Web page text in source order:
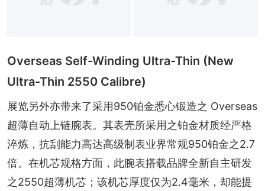
Overseas Self-Winding Ultra-Thin (New
Ultra-Thin 2550 Calibre)
展览另外亦带来了采用950铂金悉心锻造之 Overseas
超薄自动上链腕表。其表壳所采用之铂金材质经严格
淬炼，抗刮能力高达高级制表业界常规950铂金之2.7
倍。在机芯规格方面，此腕表搭载品牌全新自主研发
之2550超薄机芯；该机芯厚度仅为2.4毫米，却能提